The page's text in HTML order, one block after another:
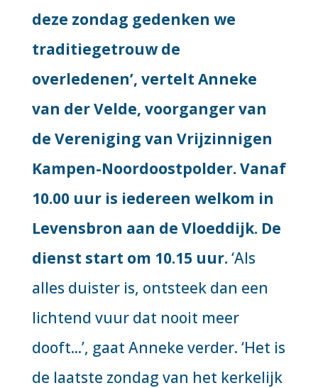
deze zondag gedenken we
traditiegetrouw de
overledenen’, vertelt Anneke
van der Velde, voorganger van
de Vereniging van Vrijzinnigen
Kampen-Noordoostpolder. Vanaf
10.00 uur is iedereen welkom in
Levensbron aan de Vloeddijk. De
dienst start om 10.15 uur.‘Als
alles duister is, ontsteek dan een
lichtend vuur dat nooit meer
dooft...’, gaat Anneke verder. ‘Het is
de laatste zondag van het kerkelijk